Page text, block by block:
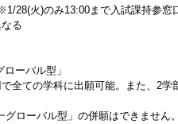
28(火)のみ13:00まで入試課持参窓
る
ーバル型」
全ての学科に出願可能。また、2
ローバル型」の併願はできません。